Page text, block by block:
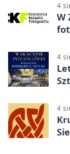
4
W
4
4